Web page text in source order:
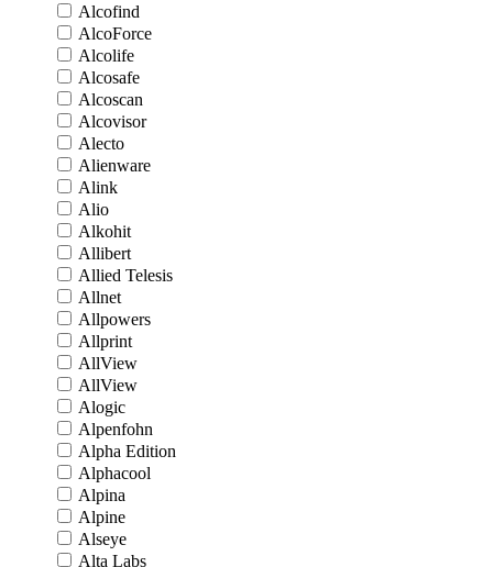
Alcofind
AlcoForce
Alcolife
Alcosafe
Alcoscan
Alcovisor
Alecto
Alienware
Alink
Alio
Alkohit
Allibert
Allied Telesis
Allnet
Allpowers
Allprint
AllView
AllView
Alogic
Alpenfohn
Alpha Edition
Alphacool
Alpina
Alpine
Alseye
Alta Labs